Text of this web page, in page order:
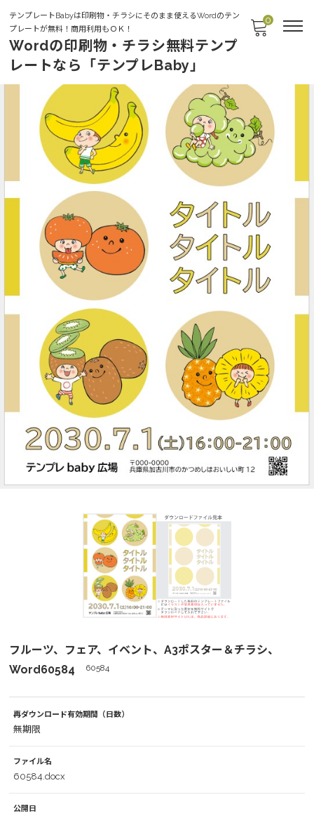
テンプレートBabyは印刷物・チラシにそのまま使えるWordのテン
プレートが無料！商用利用もＯＫ！
Wordの印刷物・チラシ無料テンプ
レートなら「テンプレBaby」
0
フルーツ、フェア、イベント、A3ポスター＆チラシ、
Word60584
60584
再ダウンロード有効期間（日数）
無期限
ファイル名
60584.docx
公開日